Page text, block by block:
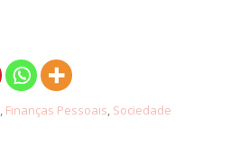
, Finanças Pessoais, Sociedade